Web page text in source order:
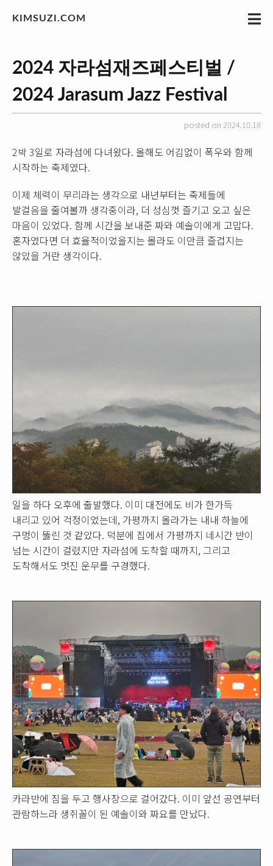
KIMSUZI.COM
2024 자라섬재즈페스티벌 /
2024 Jarasum Jazz Festival
posted on 2024.10.18
2박 3일로 자라섬에 다녀왔다. 올해도 어김없이 폭우와 함께
시작하는 축제였다.
이제 체력이 무리라는 생각으로 내년부터는 축제들에
발걸음을 줄여볼까 생각중이라, 더 성심껏 즐기고 오고 싶은
마음이 있었다. 함께 시간을 보내준 짜와 예솔이에게 고맙다.
혼자였다면 더 효율적이었을지는 몰라도 이만큼 즐겁지는
않았을 거란 생각이다.
일을 하다 오후에 출발했다. 이미 대전에도 비가 한가득
내리고 있어 걱정이었는데, 가평까지 올라가는 내내 하늘에
구멍이 뚫린 것 같았다. 덕분에 집에서 가평까지 네시간 반이
넘는 시간이 걸렸지만 자라섬에 도착할 때까지, 그리고
도착해서도 멋진 운무를 구경했다.
카라반에 짐을 두고 행사장으로 걸어갔다. 이미 앞선 공연부터
관람하느라 생쥐꼴이 된 예솔이와 짜요를 만났다.